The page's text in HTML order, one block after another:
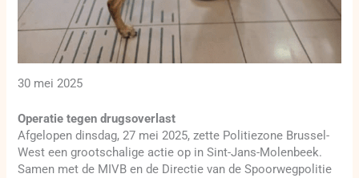
30 mei 2025
Operatie tegen drugsoverlast
Afgelopen dinsdag, 27 mei 2025, zette Politiezone Brussel-
West een grootschalige actie op in Sint-Jans-Molenbeek.
Samen met de MIVB en de Directie van de Spoorwegpolitie